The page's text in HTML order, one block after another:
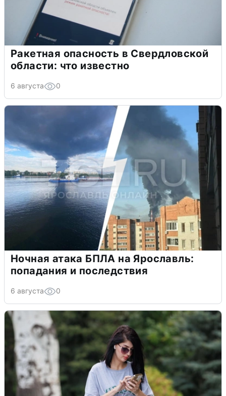
Ракетная опасность в Свердловской
области: что известно
6 августа 0
Ночная атака БПЛА на Ярославль:
попадания и последствия
6 августа 0